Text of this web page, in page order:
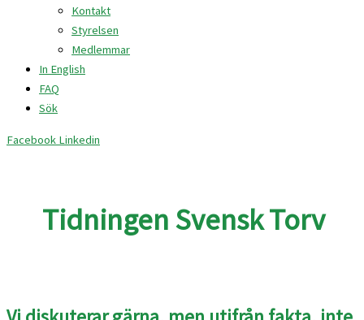
Kontakt
Styrelsen
Medlemmar
In English
FAQ
Sök
Facebook Linkedin
Tidningen Svensk Torv